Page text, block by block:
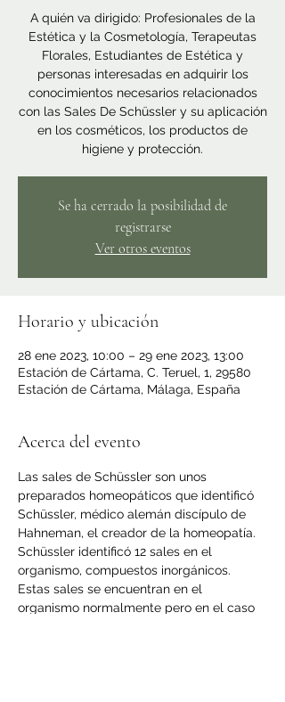
A quién va dirigido: Profesionales de la
Estética y la Cosmetología, Terapeutas
Florales, Estudiantes de Estética y
personas interesadas en adquirir los
conocimientos necesarios relacionados
con las Sales De Schüssler y su aplicación
en los cosméticos, los productos de
higiene y protección.
Se ha cerrado la posibilidad de
registrarse
Ver otros eventos
Horario y ubicación
28 ene 2023, 10:00 – 29 ene 2023, 13:00
Estación de Cártama, C. Teruel, 1, 29580
Estación de Cártama, Málaga, España
Acerca del evento
Las sales de Schüssler son unos
preparados homeopáticos que identificó
Schüssler, médico alemán discípulo de
Hahneman, el creador de la homeopatía.
Schüssler identificó 12 sales en el
organismo, compuestos inorgánicos.
Estas sales se encuentran en el
organismo normalmente pero en el caso